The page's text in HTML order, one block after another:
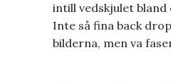
intill vedskjulet bland
Inte så fina back
bilderna, men va